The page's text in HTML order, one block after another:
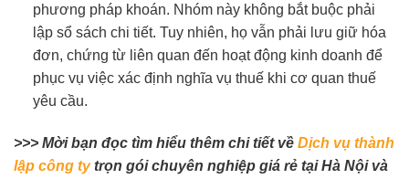
phương pháp khoán. Nhóm này không bắt buộc phải
lập sổ sách chi tiết. Tuy nhiên, họ vẫn phải lưu giữ hóa
đơn, chứng từ liên quan đến hoạt động kinh doanh để
phục vụ việc xác định nghĩa vụ thuế khi cơ quan thuế
yêu cầu.
>>> Mời bạn đọc tìm hiểu thêm chi tiết về Dịch vụ thành
lập công tytrọn gói chuyên nghiệp giá rẻ tại Hà Nội và